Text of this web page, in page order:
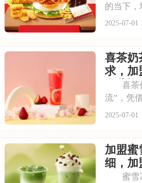
的当下，
清流，以
独特的商
借助塔斯
己的创
2025-07-01
喜茶奶
求，加
哪些
喜茶作
流”，凭
果茶，还
多少钱？
以下是喜
求，加
2025-07-01
加盟蜜
细，加
少钱
蜜雪冰